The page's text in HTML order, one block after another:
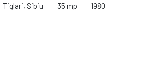
Tiglari, Sibiu 35 mp 1980